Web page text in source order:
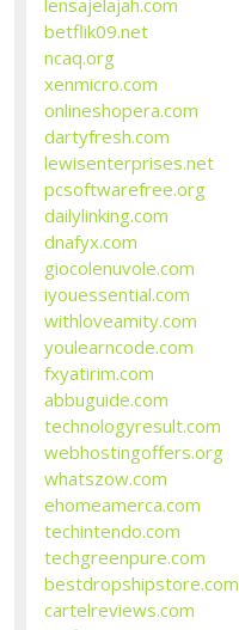
betflik09.net
ncaq.org
xenmicro.com
onlineshopera.com
dartyfresh.com
lewisenterprises.net
pcsoftwarefree.org
dailylinking.com
dnafyx.com
giocolenuvole.com
iyouessential.com
withloveamity.com
youlearncode.com
fxyatirim.com
abbuguide.com
technologyresult.com
webhostingoffers.org
whatszow.com
ehomeamerca.com
techintendo.com
techgreenpure.com
bestdropshipstore.com
cartelreviews.com